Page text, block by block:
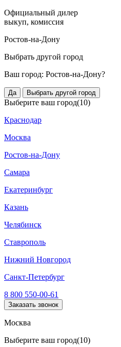
Официальный дилер
выкуп, комиссия
Ростов-на-Дону
Выбрать другой город
Ваш город: Ростов-на-Дону?
Да Выбрать другой город
Выберите ваш город(10)
Краснодар
Москва
Ростов-на-Дону
Самара
Екатеринбург
Казань
Челябинск
Ставрополь
Нижний Новгород
Санкт-Петербург
8 800 550-00-61
Заказать звонок
Москва
Выберите ваш город(10)